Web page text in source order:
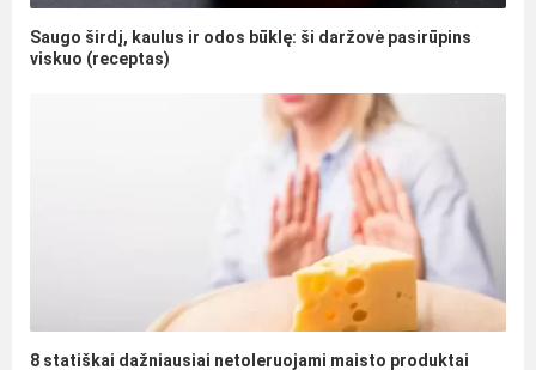
Saugo širdį, kaulus ir odos būklę: ši daržovė pasirūpins
viskuo (receptas)
8 statiškai dažniausiai netoleruojami maisto produktai